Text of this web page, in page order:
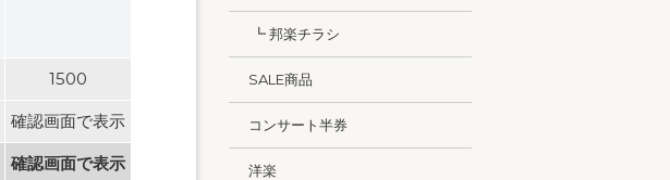
1500
確認画面で表示
確認画面で表示
┗ 邦楽チラシ
SALE商品
コンサート半券
洋楽